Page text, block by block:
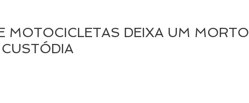
MOTOCICLETAS DEIXA UM MORTO